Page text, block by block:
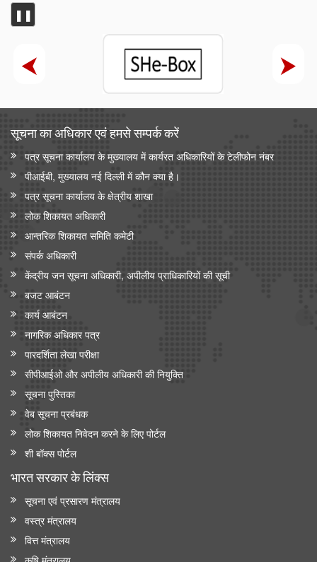
❚❚
सूचना का अधिकार एवं हमसे सम्‍पर्क करें
पत्र सूचना कार्यालय के मुख्यालय में कार्यरत अधिकारियों के टेलीफोन नंबर
पीआईबी, मुख्यालय नई दिल्ली में कौन क्या है।
पत्र सूचना कार्यालय के क्षेत्रीय शाखा
लोक शिकायत अधिकारी
आन्‍तरिक शिकायत समिति कमेटी
संपर्क अधिकारी
केंद्रीय जन सूचना अधिकारी, अपीलीय प्राधिकारियों की सूची
बजट आबंटन
कार्य आबंटन
नागरिक अधिकार पत्र
पारदर्शिता लेखा परीक्षा
सीपीआईओ और अपी‍लीय अधिकारी की नियुक्ति
सूचना पुस्तिका
वेब सूचना प्रबंधक
लोक शिकायत निवेदन करने के लिए पोर्टल
शी बॉक्स पोर्टल
भारत सरकार के लिंक्‍स
सूचना एवं प्रसारण मंत्रालय
वस्त्र मंत्रालय
वित्त मंत्रालय